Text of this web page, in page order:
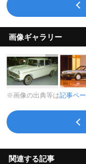
画像ギャラリー
※画像の出典等は記事ペ
関連する記事